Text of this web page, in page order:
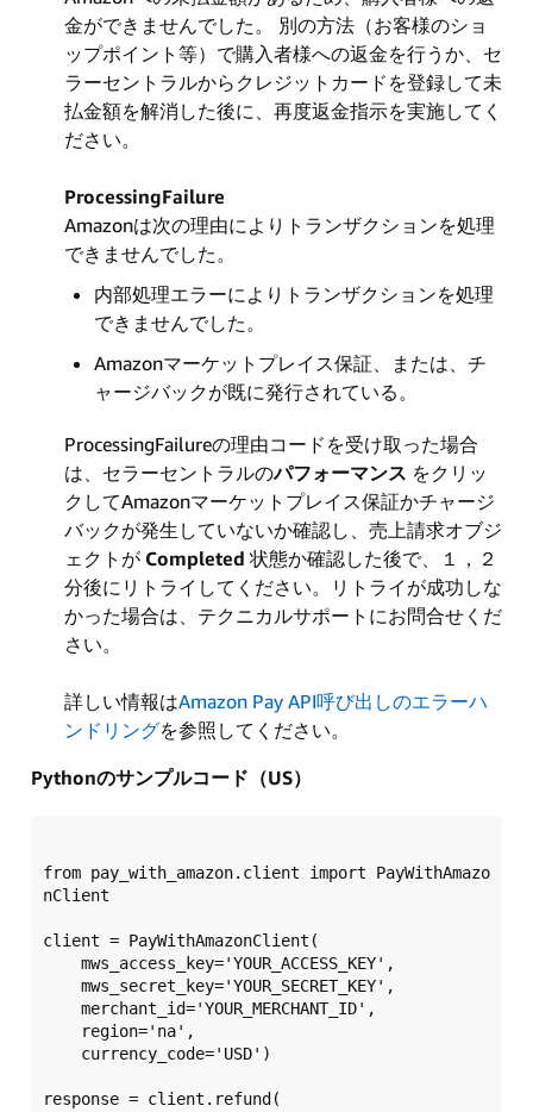
金ができませんでした。 別の方法（お客様のショ
ップポイント等）で購入者様への返金を行うか、セ
ラーセントラルからクレジットカードを登録して未
払金額を解消した後に、再度返金指示を実施してく
ださい。
ProcessingFailure
Amazonは次の理由によりトランザクションを処理
できませんでした。
内部処理エラーによりトランザクションを処理
できませんでした。
Amazonマーケットプレイス保証、または、チ
ャージバックが既に発行されている。
ProcessingFailureの理由コードを受け取った場合
は、セラーセントラルのパフォーマンス をクリッ
クしてAmazonマーケットプレイス保証かチャージ
バックが発生していないか確認し、売上請求オブジ
ェクトが Completed 状態か確認した後で、１，２
分後にリトライしてください。リトライが成功しな
かった場合は、テクニカルサポートにお問合せくだ
さい。
詳しい情報はAmazon Pay API呼び出しのエラーハ
ンドリングを参照してください。
Pythonのサンプルコード（US）
from pay_with_amazon.client import PayWithAmazo
nClient
client = PayWithAmazonClient(
response = client.refund(